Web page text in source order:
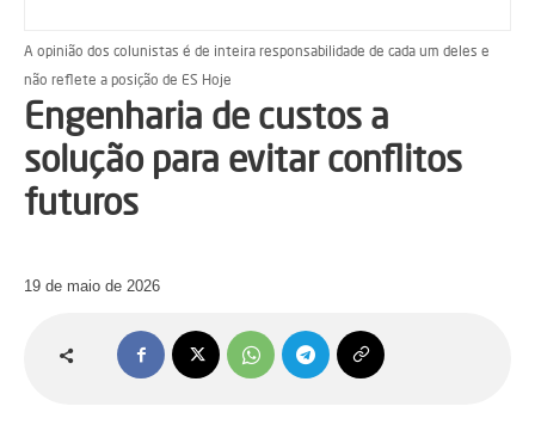
A opinião dos colunistas é de inteira responsabilidade de cada um deles e
não reflete a posição de ES Hoje
Engenharia de custos a
solução para evitar conflitos
futuros
19 de maio de 2026